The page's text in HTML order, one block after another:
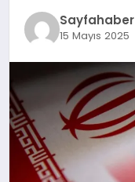
EKONOMI
SPOR
Sayfahaber
15 Mayıs 2025